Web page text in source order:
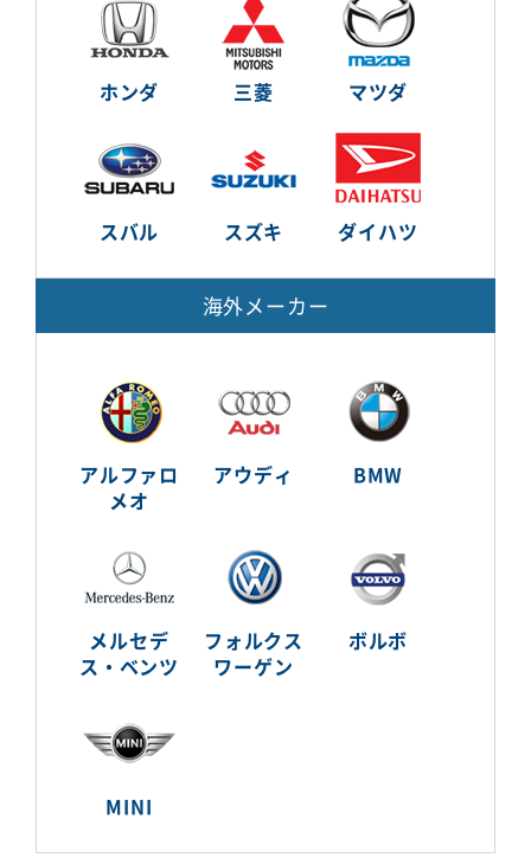
ホンダ 三菱 マツダ
スバル スズキ ダイハツ
海外メーカー
アルファロ
メオ
アウディ BMW
メルセデ
ス・ベンツ
フォルクス
ワーゲン
ボルボ
MINI